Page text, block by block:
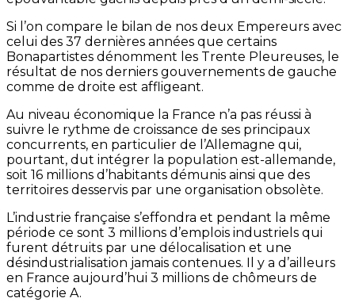
Si l’on compare le bilan de nos deux Empereurs avec
celui des 37 dernières années que certains
Bonapartistes dénomment les Trente Pleureuses, le
résultat de nos derniers gouvernements de gauche
comme de droite est affligeant.
Au niveau économique la France n’a pas réussi à
suivre le rythme de croissance de ses principaux
concurrents, en particulier de l’Allemagne qui,
pourtant, dut intégrer la population est-allemande,
soit 16 millions d’habitants démunis ainsi que des
territoires desservis par une organisation obsolète.
L’industrie française s’effondra et pendant la même
période ce sont 3 millions d’emplois industriels qui
furent détruits par une délocalisation et une
désindustrialisation jamais contenues. Il y a d’ailleurs
en France aujourd’hui 3 millions de chômeurs de
catégorie A.